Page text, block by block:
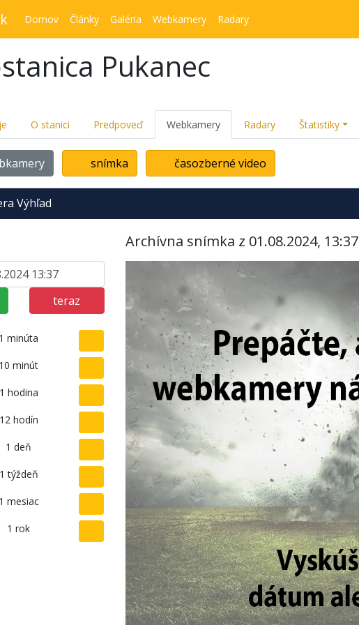
Domov Články Galéria Webkamery Radary
Pukanec
O stanici Predpoveď Webkamery Radary Štatistiky
snímka časozberné video
Výhľad
teraz
1 minúta
10 minút
1 hodina
12 hodín
1 deň
1 týždeň
1 mesiac
1 rok
Archívna snímka z 01.08.2024, 13:37